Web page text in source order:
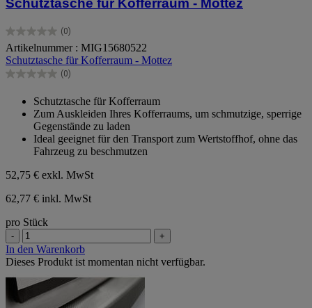
Schutztasche für Kofferraum - Mottez
(0)
0.0
von
5
Sternen.
Artikelnummer : MIG15680522
Schutztasche für Kofferraum - Mottez
(0)
0.0
Sternen.
Schutztasche für Kofferraum
Zum Auskleiden Ihres Kofferraums, um schmutzige, sperrige
Gegenstände zu laden
Ideal geeignet für den Transport zum Wertstoffhof, ohne das
Fahrzeug zu beschmutzen
52,75 € exkl. MwSt
62,77 € inkl. MwSt
pro Stück
- +
In den Warenkorb
Dieses Produkt ist momentan nicht verfügbar.